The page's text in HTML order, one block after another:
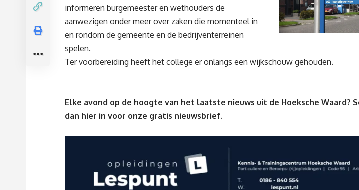
informeren burgemeester en wethouders de
aanwezigen onder meer over zaken die momenteel in
en rondom de gemeente en de bedrijventerreinen
spelen.
Ter voorbereiding heeft het college er onlangs een wijkschouw gehouden.
Elke avond op de hoogte van het laatste nieuws uit de Hoeksche Waard?
dan hier in voor onze gratis nieuwsbrief.